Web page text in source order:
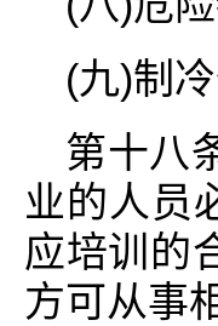
(九)制冷
第十八
业的人员
应培训的
方可从事